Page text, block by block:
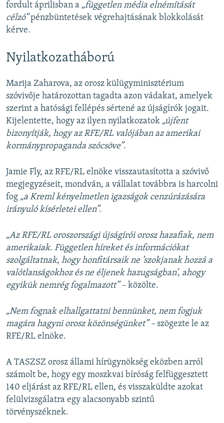
fordult áprilisban a „független média elnémítását
célzó”pénzbüntetések végrehajtásának blokkolását
kérve.
Nyilatkozatháború
Marija Zaharova, az orosz külügyminisztérium
szóvivője határozottan tagadta azon vádakat, amelyek
szerint a hatósági fellépés sértené az újságírók jogait.
Kijelentette, hogy az ilyen nyilatkozatok „újfent
bizonyítják, hogy az RFE/RL valójában az amerikai
kormánypropaganda szócsöve”.
Jamie Fly, az RFE/RL elnöke visszautasította a szóvivő
megjegyzéseit, mondván, a vállalat továbbra is harcolni
fog „a Kreml kényelmetlen igazságok cenzúrázására
irányuló kísérletei ellen”.
„Az RFE/RL oroszországi újságírói orosz hazafiak, nem
amerikaiak. Független híreket és információkat
szolgáltatnak, hogy honfitársaik ne ’szokjanak hozzá a
valótlanságokhoz és ne éljenek hazugságban’, ahogy
egyikük nemrég fogalmazott” – közölte.
„Nem fognak elhallgattatni bennünket, nem fogjuk
magára hagyni orosz közönségünket” – szögezte le az
RFE/RL elnöke.
A TASZSZ orosz állami hírügynökség eközben arról
számolt be, hogy egy moszkvai bíróság felfüggesztett
140 eljárást az RFE/RL ellen, és visszaküldte azokat
felülvizsgálatra egy alacsonyabb szintű
törvényszéknek.